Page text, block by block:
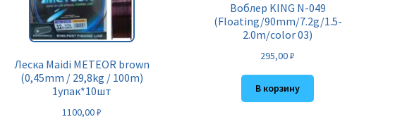
Леска Maidi METEOR brown
(0,45mm / 29,8kg / 100m)
1упак*10шт
1100,00₽
Воблер KING N-049
(Floating/90mm/7.2g/1.5-
2.0m/color 03)
295,00₽
В корзину